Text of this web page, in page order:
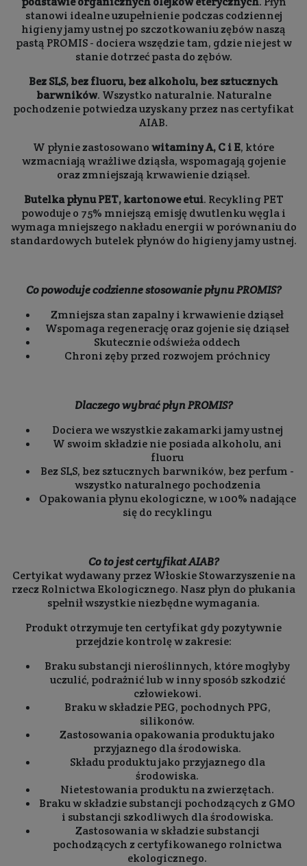
stanowi idealne uzupełnienie podczas codziennej
higieny jamy ustnej po szczotkowaniu zębów naszą
pastą PROMIS - dociera wszędzie tam, gdzie nie jest w
stanie dotrzeć pasta do zębów.
Bez SLS, bez fluoru, bez alkoholu, bez sztucznych
barwników. Wszystko naturalnie. Naturalne
pochodzenie potwiedza uzyskany przez nas certyfikat
AIAB.
W płynie zastosowanowitaminy A, C i E, które
wzmacniają wrażliwe dziąsła, wspomagają gojenie
oraz zmniejszają krwawienie dziąseł.
Butelka płynu PET, kartonowe etui. Recykling PET
powoduje o 75% mniejszą emisję dwutlenku węgla i
wymaga mniejszego nakładu energii w porównaniu do
standardowych butelek płynów do higieny jamy ustnej.
Co powoduje codzienne stosowanie płynu PROMIS?
Zmniejsza stan zapalny i krwawienie dziąseł
Wspomaga regenerację oraz gojenie się dziąseł
Skutecznie odświeża oddech
Chroni zęby przed rozwojem próchnicy
Dlaczego wybrać płyn PROMIS?
Dociera we wszystkie zakamarki jamy ustnej
W swoim składzie nie posiada alkoholu, ani
fluoru
Bez SLS, bez sztucznych barwników, bez perfum -
wszystko naturalnego pochodzenia
Opakowania płynu ekologiczne, w 100% nadające
się do recyklingu
Co to jest certyfikat AIAB?
Certyikat wydawany przez Włoskie Stowarzyszenie na
rzecz Rolnictwa Ekologicznego. Nasz płyn do płukania
spełnił wszystkie niezbędne wymagania.
Produkt otrzymuje ten certyfikat gdy pozytywnie
przejdzie kontrolę w zakresie:
Braku substancji nieroślinnych, które mogłyby
uczulić, podrażnić lub w inny sposób szkodzić
człowiekowi.
Braku w składzie PEG, pochodnych PPG,
silikonów.
Zastosowania opakowania produktu jako
przyjaznego dla środowiska.
Składu produktu jako przyjaznego dla
środowiska.
Nietestowania produktu na zwierzętach.
Braku w składzie substancji pochodzących z GMO
i substancji szkodliwych dla środowiska.
Zastosowania w składzie substancji
pochodzących z certyfikowanego rolnictwa
ekologicznego.